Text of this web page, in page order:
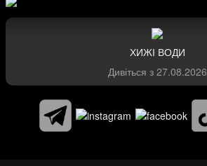
ХИЖІ ВОДИ
Дивіться з 27.08.2026